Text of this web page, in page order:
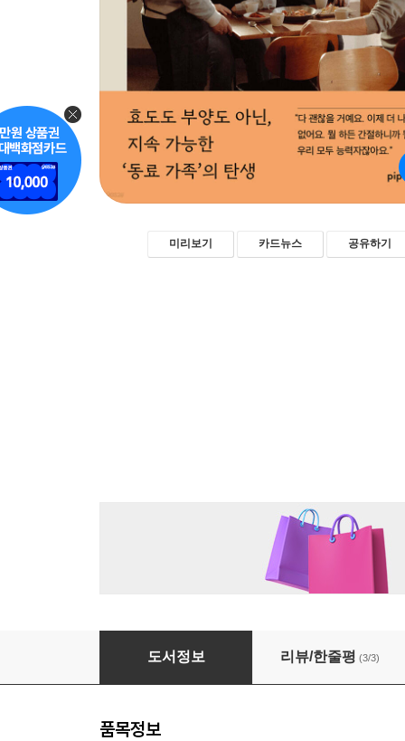
미리보기 카드뉴스 공유하기
내 가게에 부모님을 고용했습니다
도서정보 리뷰/한줄평 (3/3)
품목정보